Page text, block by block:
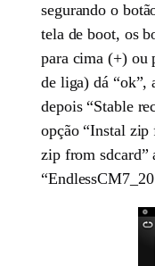
segurando o
tela de boot, os
para cima (+) ou
de liga) dá “ok”,
depois “Stable
opção “Instal zip
zip from sdcard”